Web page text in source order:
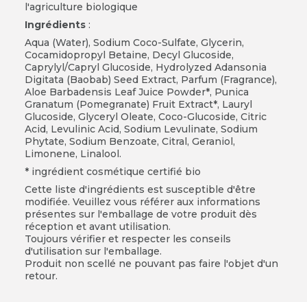
l'agriculture biologique
Ingrédients:
Aqua (Water), Sodium Coco-Sulfate, Glycerin,
Cocamidopropyl Betaine, Decyl Glucoside,
Caprylyl/Capryl Glucoside, Hydrolyzed Adansonia
Digitata (Baobab) Seed Extract, Parfum (Fragrance),
Aloe Barbadensis Leaf Juice Powder*, Punica
Granatum (Pomegranate) Fruit Extract*, Lauryl
Glucoside, Glyceryl Oleate, Coco-Glucoside, Citric
Acid, Levulinic Acid, Sodium Levulinate, Sodium
Phytate, Sodium Benzoate, Citral, Geraniol,
Limonene, Linalool.
* ingrédient cosmétique certifié bio
Cette liste d'ingrédients est susceptible d'être
modifiée. Veuillez vous référer aux informations
présentes sur l'emballage de votre produit dès
réception et avant utilisation.
Toujours vérifier et respecter les conseils
d'utilisation sur l'emballage.
Produit non scellé ne pouvant pas faire l'objet d'un
retour.